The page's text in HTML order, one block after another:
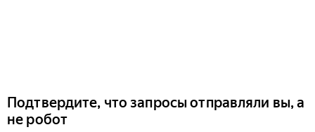
Подтвердите, что запросы отправляли вы, а
не робот